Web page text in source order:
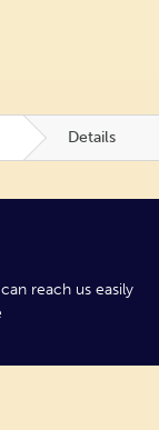
Details
reach us easily